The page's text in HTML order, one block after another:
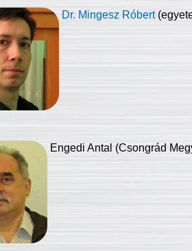
Dr. Mingesz Róbert
Engedi Antal (Csongrád